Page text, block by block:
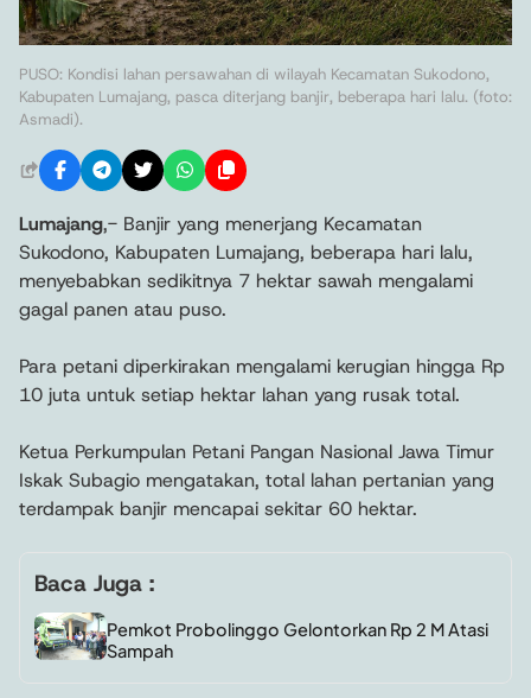
PUSO: Kondisi lahan persawahan di wilayah Kecamatan Sukodono,
Kabupaten Lumajang, pasca diterjang banjir, beberapa hari lalu. (foto:
Asmadi).
Lumajang,- Banjir yang menerjang Kecamatan
Sukodono, Kabupaten Lumajang, beberapa hari lalu,
menyebabkan sedikitnya 7 hektar sawah mengalami
gagal panen atau puso.
Para petani diperkirakan mengalami kerugian hingga Rp
10 juta untuk setiap hektar lahan yang rusak total.
Ketua Perkumpulan Petani Pangan Nasional Jawa Timur
Iskak Subagio mengatakan, total lahan pertanian yang
terdampak banjir mencapai sekitar 60 hektar.
Baca Juga :
Pemkot Probolinggo Gelontorkan Rp 2 M Atasi
Sampah